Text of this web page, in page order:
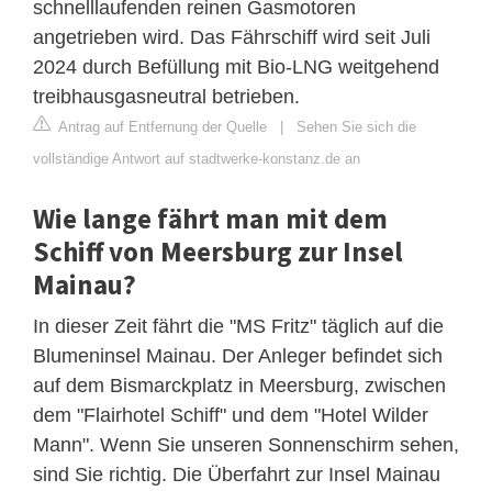
schnelllaufenden reinen Gasmotoren
angetrieben wird. Das Fährschiff wird seit Juli
2024 durch Befüllung mit Bio-LNG weitgehend
treibhausgasneutral betrieben.
Antrag auf Entfernung der Quelle | Sehen Sie sich die
vollständige Antwort auf stadtwerke-konstanz.de an
Wie lange fährt man mit dem
Schiff von Meersburg zur Insel
Mainau?
In dieser Zeit fährt die "MS Fritz" täglich auf die
Blumeninsel Mainau. Der Anleger befindet sich
auf dem Bismarckplatz in Meersburg, zwischen
dem "Flairhotel Schiff" und dem "Hotel Wilder
Mann". Wenn Sie unseren Sonnenschirm sehen,
sind Sie richtig. Die Überfahrt zur Insel Mainau